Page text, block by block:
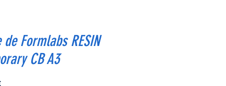
de Formlabs RESIN
CB A3
Prix